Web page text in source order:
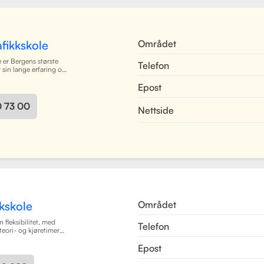
er Bergens største
lange erfaring og
kjørelærere
et trygt og vennlig
sentrum,
Centrum hele
Skolen har utviklet
for å forberede
av teori og
73 00
Området
Telefon
Epost
Nettside
fleksibilitet, med
og kjøretimer
Trafikkskole som
Området
Telefon
Epost